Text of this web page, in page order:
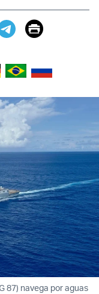
Print
87) navega por aguas